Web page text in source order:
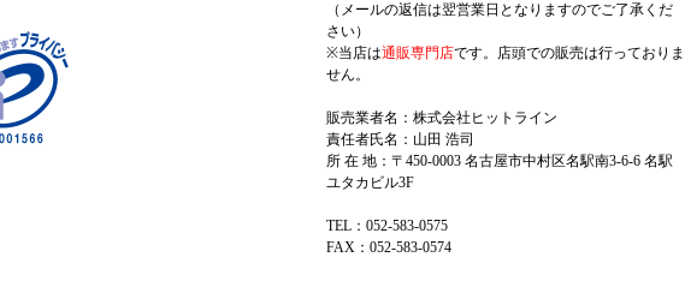
（メールの返信は翌営業日となりますのでご了承くだ
さい）
※当店は通販専門店です。店頭での販売は行っておりま
せん。
販売業者名：株式会社ヒットライン
責任者氏名：山田 浩司
所 在 地：〒450-0003 名古屋市中村区名駅南3-6-6 名駅
ユタカビル3F
TEL：052-583-0575
FAX：052-583-0574